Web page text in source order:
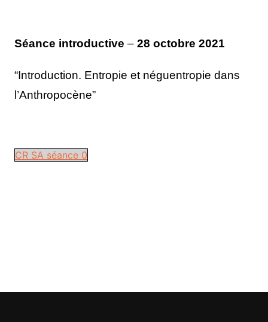
Séance introductive –28 octobre 2021
“Introduction. Entropie et néguentropie dans
l’Anthropocène”
CR SA séance 0